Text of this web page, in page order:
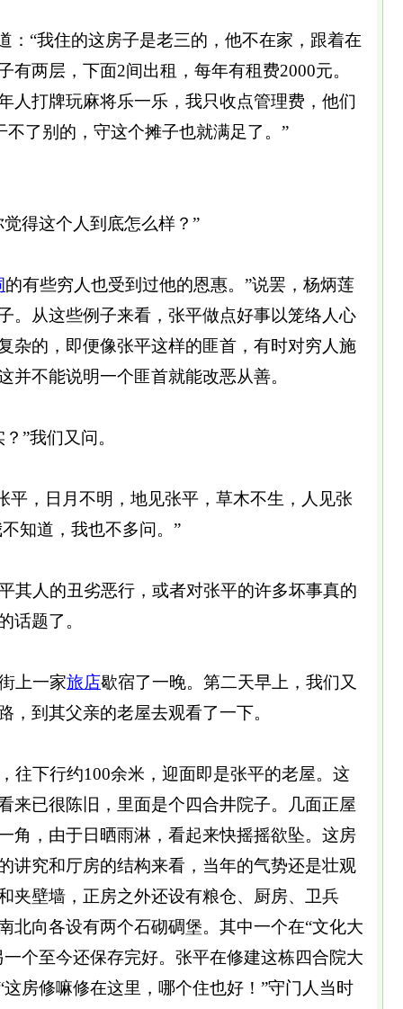
“我住的这房子是老三的，他不在家，跟着在
有两层，下面2间出租，每年有租费2000元。
人打牌玩麻将乐一乐，我只收点管理费，他们
不了别的，守这个摊子也就满足了。”
这个人到底怎么样？”
的有些穷人也受到过他的恩惠。”说罢，杨炳莲
。从这些例子来看，张平做点好事以笼络人心
杂的，即便像张平这样的匪首，有时对穷人施
并不能说明一个匪首就能改恶从善。
”我们又问。
，日月不明，地见张平，草木不生，人见张
知道，我也不多问。”
人的丑劣恶行，或者对张平的许多坏事真的
话题了。
上一家旅店歇宿了一晚。第二天早上，我们又
，到其父亲的老屋去观看了一下。
往下行约100余米，迎面即是张平的老屋。这
来已很陈旧，里面是个四合井院子。几面正屋
角，由于日晒雨淋，看起来快摇摇欲坠。这房
讲究和厅房的结构来看，当年的气势还是壮观
夹壁墙，正房之外还设有粮仓、厨房、卫兵
北向各设有两个石砌碉堡。其中一个在“文化大
个至今还保存完好。张平在修建这栋四合院大
房修嘛修在这里，哪个住也好！”守门人当时